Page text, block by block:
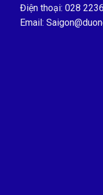
Điện thoại: 028
Email: